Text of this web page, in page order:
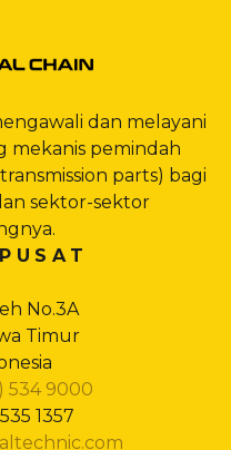
dan melayani
mekanis pemindah
parts) bagi
sektor-sektor
No.3A
Timur
534 9000
1357